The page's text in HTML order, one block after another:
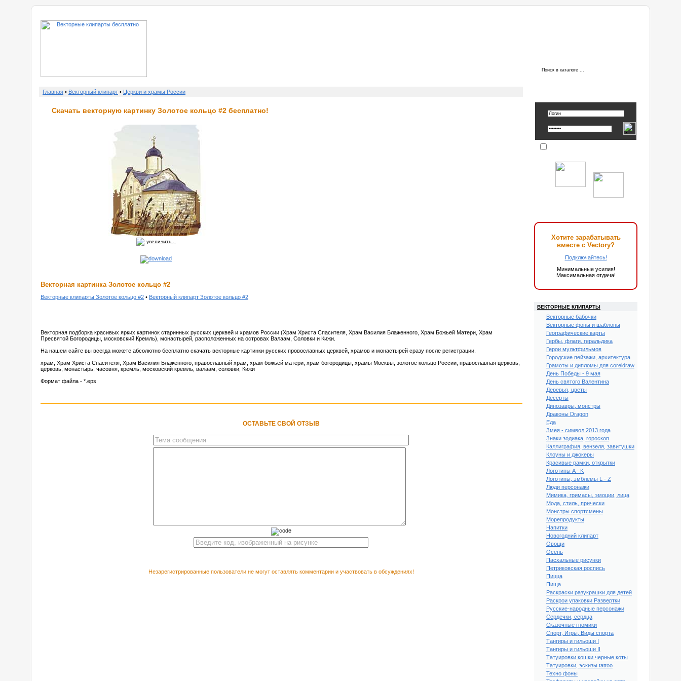
Главная • Векторный клипарт • Церкви и храмы России
Скачать векторную картинку Золотое кольцо #2 бесплатно!
увеличить...
Векторная картинка Золотое кольцо #2
Векторные клипарты Золотое кольцо #2 • Векторный клипарт Золотое кольцо #2
Векторная подборка красивых ярких картинок старинных русских церквей и храмов России (Храм Христа Спасителя, Храм Василия Блаженного, Храм Божьей Матери, Храм
Пресвятой Богородицы, московский Кремль), монастырей, расположенных на островах Валаам, Соловки и Кижи.
На нашем сайте вы всегда можете абсолютно бесплатно скачать векторные картинки русских провославных церквей, храмов и монастырей сразу после регистрации.
храм, Храм Христа Спасителя, Храм Василия Блаженного, православный храм, храм божьей матери, храм богородицы, храмы Москвы, золотое кольцо России, православная церковь,
церковь, монастырь, часовня, кремль, московский кремль, валаам, соловки, Кижи
Формат файла - *.eps
ОСТАВЬТЕ СВОЙ ОТЗЫВ
Незарегистрированные пользователи не могут оставлять комментарии и участвовать в обсуждениях!
Хотите зарабатывать
вместе с Vectory?
Подключайтесь!
Минимальные усилия!
Максимальная отдача!
ВЕКТОРНЫЕ КЛИПАРТЫ
Векторные бабочки
Векторные фоны и шаблоны
Географические карты
Гербы, флаги, геральдика
Герои мультфильмов
Городские пейзажи, архитектура
Грамоты и дипломы для coreldraw
День Победы - 9 мая
День святого Валентина
Деревья, цветы
Десерты
Динозавры, монстры
Драконы Dragon
Еда
Змея - символ 2013 года
Знаки зодиака, гороскоп
Каллиграфия, вензеля, завитушки
Клоуны и джокеры
Красивые рамки, открытки
Логотипы A - K
Логотипы, эмблемы L - Z
Люди персонажи
Мимика, гримасы, эмоции, лица
Мода, стиль, прически
Монстры спортсмены
Морепродукты
Напитки
Новогодний клипарт
Овощи
Осень
Пасхальные рисунки
Петриковская роспись
Пицца
Пища
Раскраски разукрашки для детей
Раскрои упаковки Развертки
Русские-народные персонажи
Сердечки, сердца
Сказочные гномики
Спорт, Игры, Виды спорта
Тангиры и гильоши I
Тангиры и гильоши II
Татуировки кошки черные коты
Татуировки, эскизы tattoo
Техно фоны